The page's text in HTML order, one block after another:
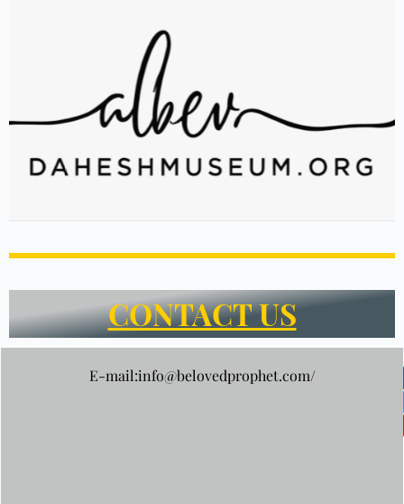
CONTACT US
E-mail:info@belovedprophet.com/